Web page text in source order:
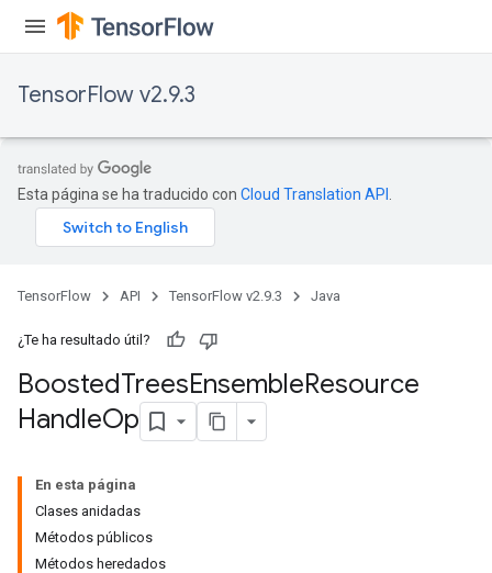
TensorFlow v2.9.3
Esta página se ha traducido con Cloud Translation API
TensorFlow API TensorFlow v2.9.3 Java
¿Te ha resultado útil?
BoostedTreesEnsembleResource
HandleOp
En esta página
Clases anidadas
Métodos públicos
Métodos heredados